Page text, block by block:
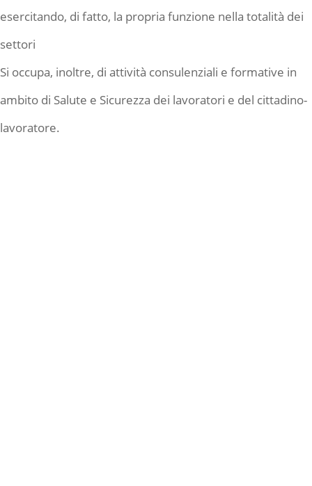
esercitando, di fatto, la propria funzione nella totalità dei
settori
Si occupa, inoltre, di attività consulenziali e formative in
ambito di Salute e Sicurezza dei lavoratori e del cittadino-
lavoratore.